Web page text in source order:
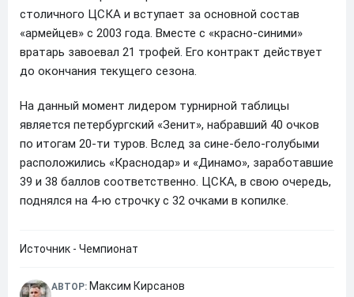
столичного ЦСКА и вступает за основной состав
«армейцев» с 2003 года. Вместе с «красно-синими»
вратарь завоевал 21 трофей. Его контракт действует
до окончания текущего сезона.
На данный момент лидером турнирной таблицы
является петербургский «Зенит», набравший 40 очков
по итогам 20-ти туров. Вслед за сине-бело-голубыми
расположились «Краснодар» и «Динамо», заработавшие
39 и 38 баллов соответственно. ЦСКА, в свою очередь,
поднялся на 4-ю строчку с 32 очками в копилке.
Источник - Чемпионат
АВТОР: Максим Кирсанов